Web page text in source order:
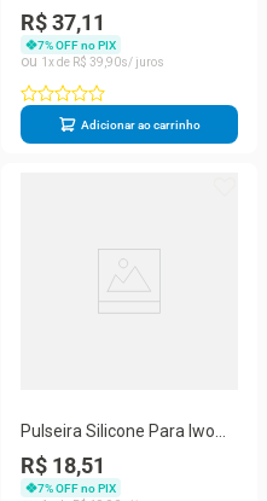
8, 9 E 10 38Mm 40Mm Prata
R$ 37,11
7% OFF no PIX
1
R$ 39 90
Adicionar ao carrinho
Pulseira Silicone Para Iwo
Smartwatch 42mm E 44mm
Sport - Azul E Preto
R$ 18,51
7% OFF no PIX